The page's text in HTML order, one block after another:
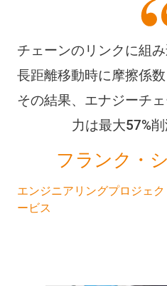
チェーンのリンクに組
長距離移動時に摩擦係
その結果、エナジーチ
力は最大57%削
フランク・
エンジニアリングプロジェ
ービス